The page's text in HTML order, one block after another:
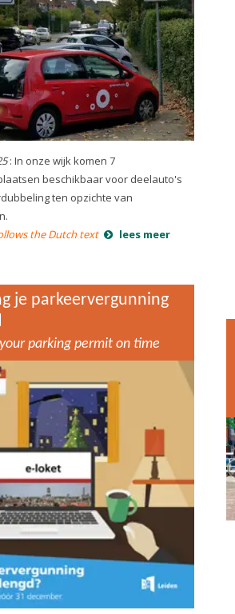
: In onze wijk komen 7
beschikbaar voor deelauto's
ten opzichte van
the Dutch text
lees meer
je parkeervergunning
parking permit on time